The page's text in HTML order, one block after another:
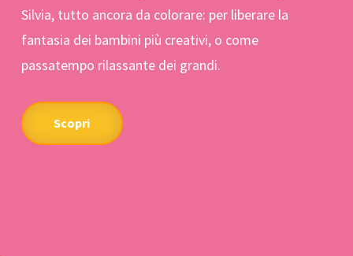
Silvia, tutto ancora da colorare: per liberare la
fantasia dei bambini più creativi, o come
passatempo rilassante dei grandi.
Scopri